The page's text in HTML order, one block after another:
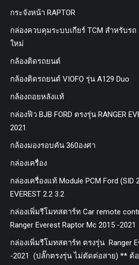
กระจังหน้า RAPTOR
กล่องควบคุมระบบเกียร์ TCM สำหรับรถ
ใหม่
กล้องติดรถยนต์
กล้องติดรถยนต์ VIOFO รุ่น A129 Duo
กล้องถอยหลังแท้
กล่องฟิว BJB FORD ตรงรุ่น RANGER
2021
กล้องมองรอบคัน 360องศา
กล่องเครื่อง
กล่องเครื่องแท้ Module PCM Ford (SID
EVEREST 2.2 3.2
กล่องเพิ่มรีโมทสตาร์ท Car remote
Ranger Everest Raptor Mc 2015 -2021
กล่องเพิ่มรีโมทสตาร์ท ตรงรุ่น Ranger
-2021 (ปลั๊กตรงรุ่น ไม่ตัดต่อสาย) ** ต้